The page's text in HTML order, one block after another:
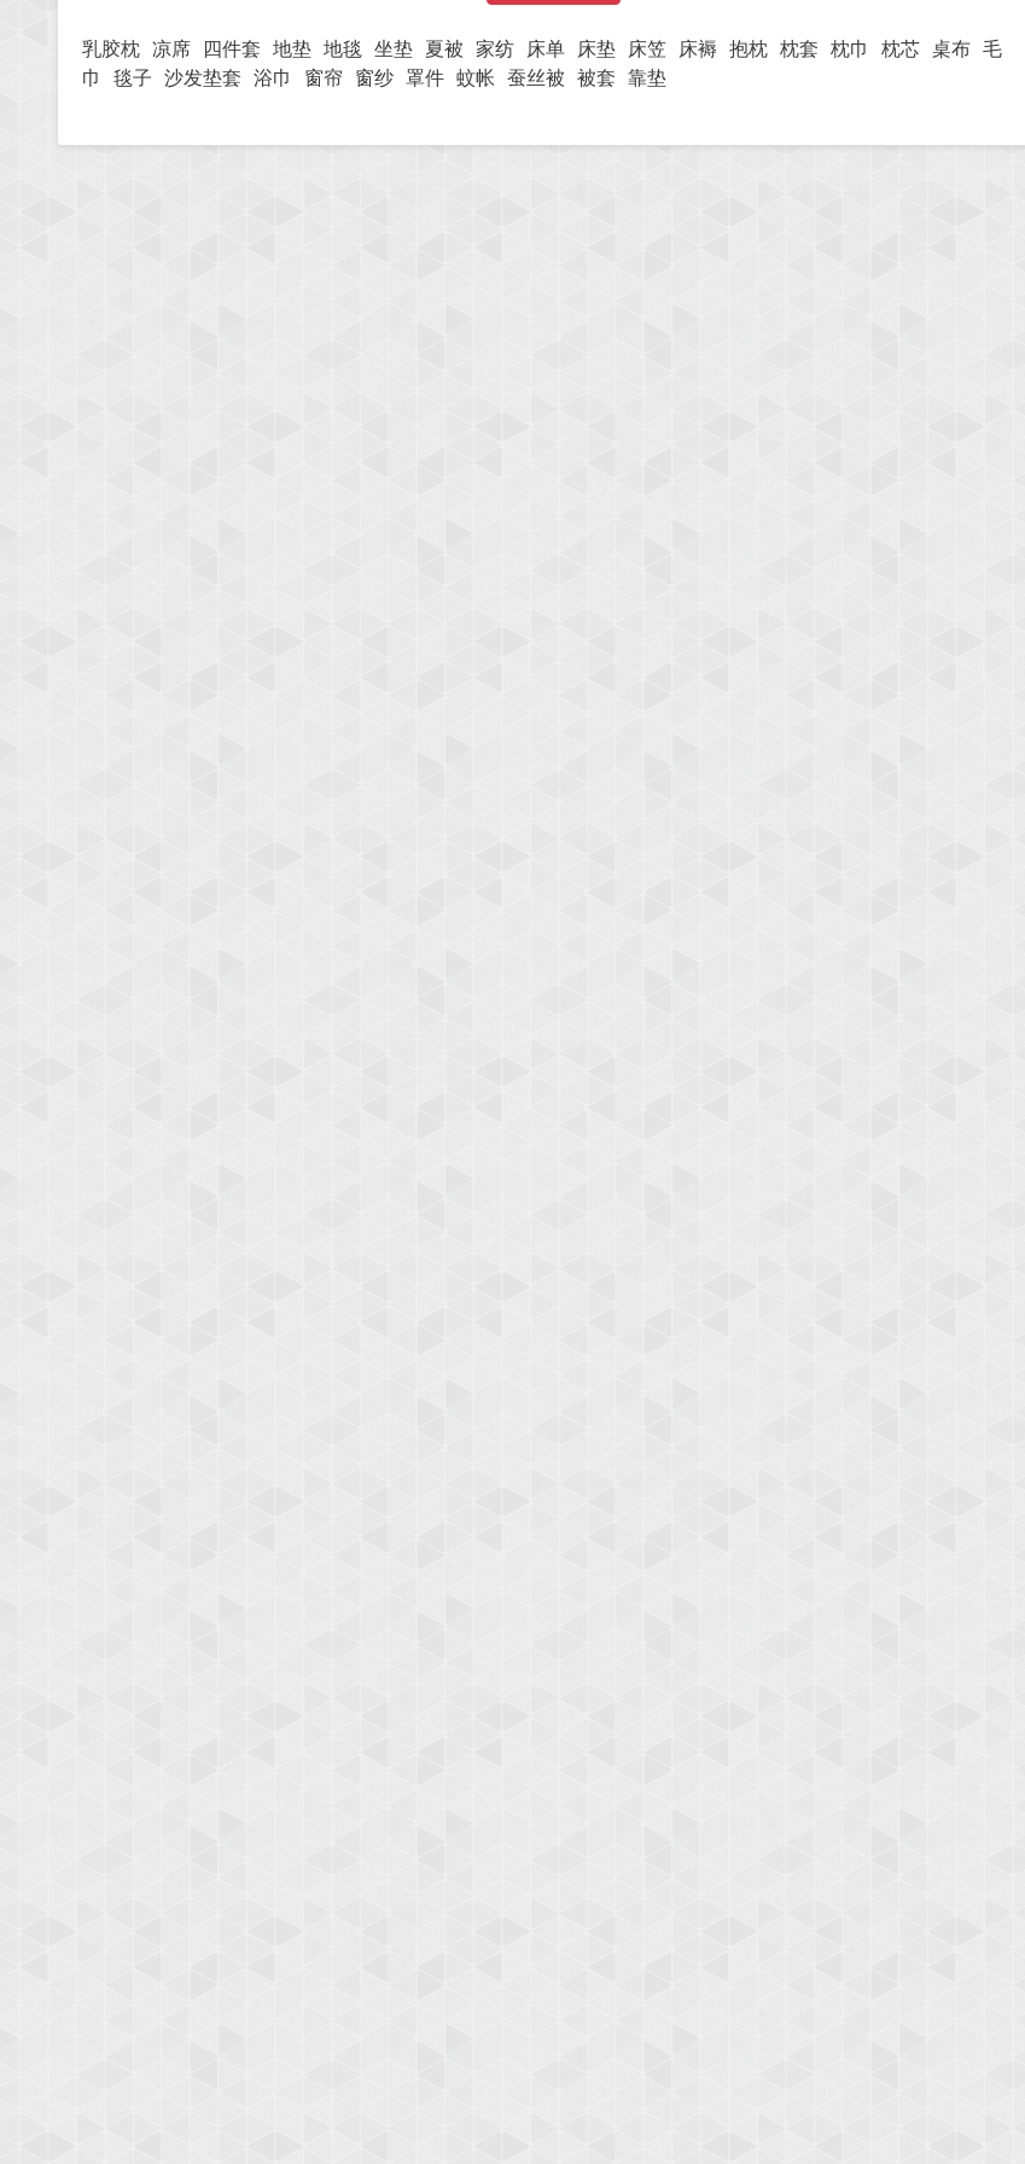
乳胶枕 凉席 四件套 地垫 地毯 坐垫 夏被 家纺 床单 床垫 床笠 床褥 抱枕 枕套 枕巾 枕芯 桌布 毛
巾
毯子 沙发垫套 浴巾 窗帘 窗纱 罩件 蚊帐 蚕丝被 被套 靠垫